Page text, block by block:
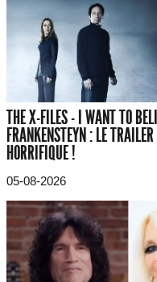
THE X-FILES - I WANT TO
FRANKENSTEYN : LE
HORRIFIQUE !
05-08-2026